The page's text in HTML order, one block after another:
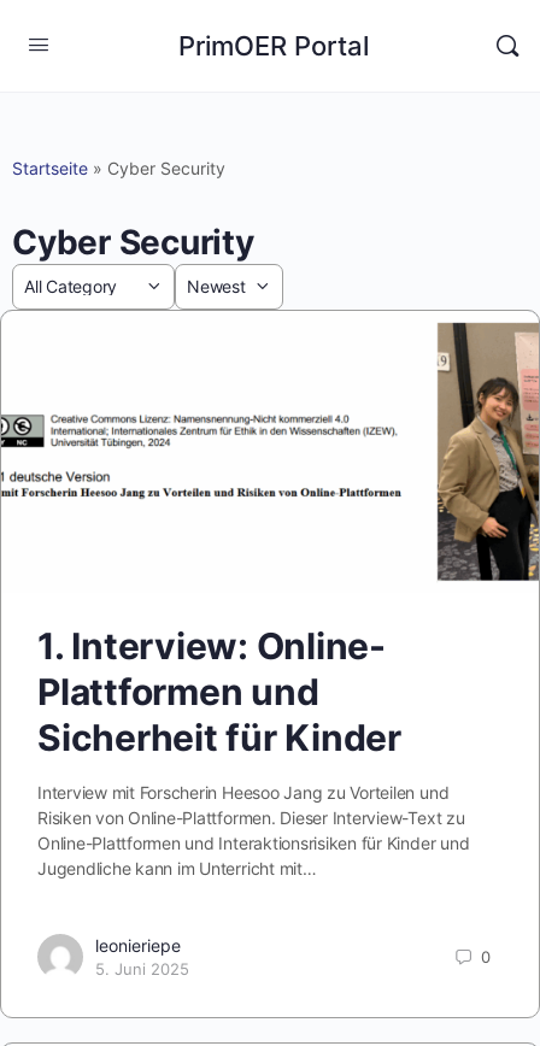
PrimOER Portal
Startseite » Cyber Security
Cyber Security
1. Interview: Online-
Plattformen und
Sicherheit für Kinder
Interview mit Forscherin Heesoo Jang zu Vorteilen und
Risiken von Online-Plattformen. Dieser Interview-Text zu
Online-Plattformen und Interaktionsrisiken für Kinder und
Jugendliche kann im Unterricht mit…
leonieriepe
5. Juni 2025
0